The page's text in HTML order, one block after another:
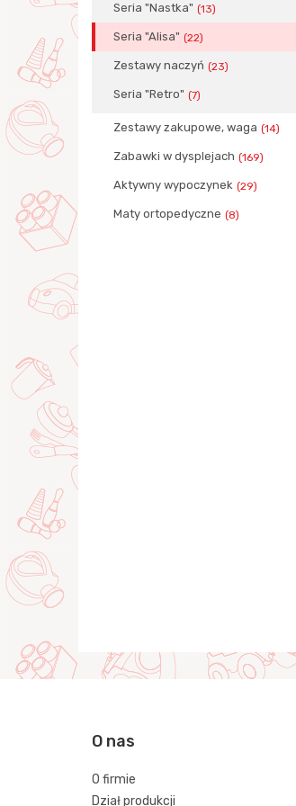
Seria "Nastka" (13)
Seria "Alisa" (22)
Zestawy naczyń (23)
Seria "Retro" (7)
Zestawy zakupowe, waga (14)
Zabawki w dysplejach (169)
Aktywny wypoczynek (29)
Maty ortopedyczne (8)
z tacą
O nas
O firmie
Dział produkcji